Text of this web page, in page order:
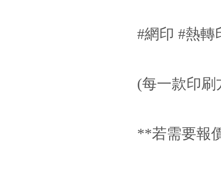
#網印 #熱轉
(每一款印
**若需要報